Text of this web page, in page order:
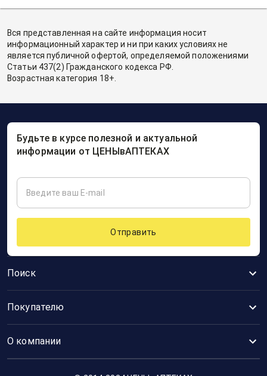
Вся представленная на сайте информация носит
информационный характер и ни при каких условиях не
является публичной офертой, определяемой положениями
Статьи 437(2) Гражданского кодекса РФ.
Возрастная категория 18+.
Поиск
Покупателю
О компании
Будьте в курсе полезной и актуальной
информации от ЦЕНЫвАПТЕКАХ
Отправить